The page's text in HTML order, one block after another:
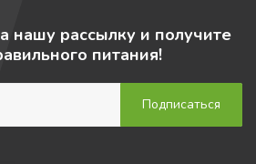
нашу рассылку и получите
питания!